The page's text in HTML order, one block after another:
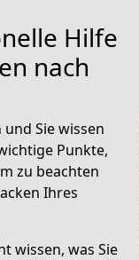
Hilfe
nach
Sie wissen
Punkte,
zu beachten
Ihres
wissen, was Sie